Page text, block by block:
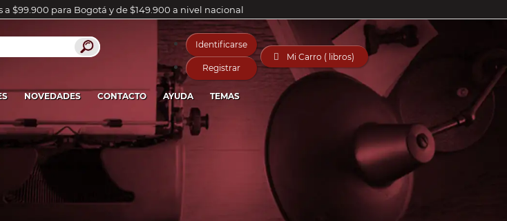
$99.900 para Bogotá y de $149.900 a nivel nacional
Identificarse
Registrar
 Mi Carro ( libros)
NOVEDADES CONTACTO AYUDA TEMAS